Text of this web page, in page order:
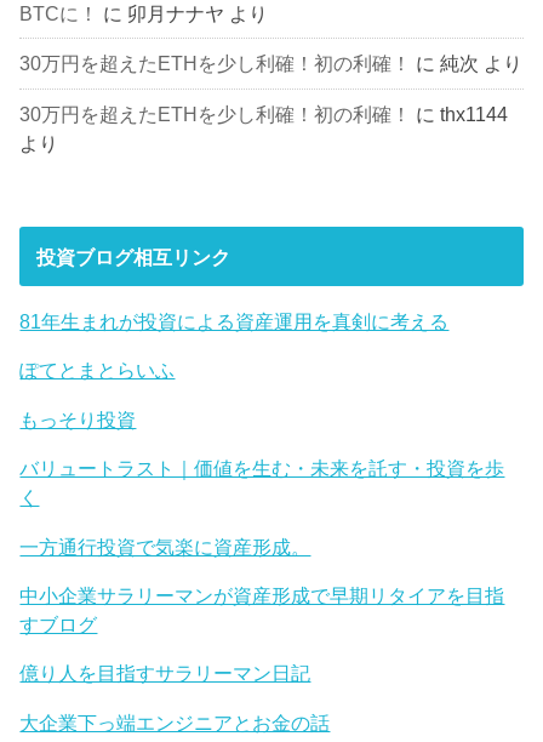
BTCに！
に 卯月ナナヤ より
30万円を超えたETHを少し利確！初の利確！ に純次 より
30万円を超えたETHを少し利確！初の利確！ にthx1144
より
投資ブログ相互リンク
81年生まれが投資による資産運用を真剣に考える
ぽてとまとらいふ
もっそり投資
バリュートラスト｜価値を生む・未来を託す・投資を歩
く
一方通行投資で気楽に資産形成。
中小企業サラリーマンが資産形成で早期リタイアを目指
すブログ
億り人を目指すサラリーマン日記
大企業下っ端エンジニアとお金の話